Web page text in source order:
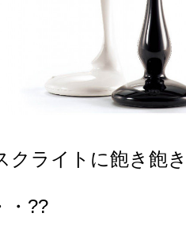
クライトに飽き飽
・??